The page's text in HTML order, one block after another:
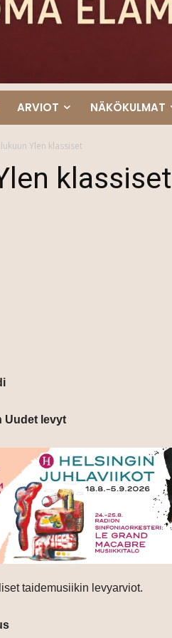
ARVIOT NÄKÖKULMAT
Ylen klassiset
klassiset
Uudet levyt
taidemusiikin levyarviot.